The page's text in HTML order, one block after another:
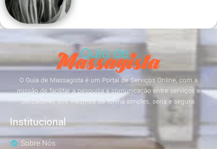
O Guia de Massagista é um Portal de Serviços Online, com a
missão de facilitar a pesquisa e comunicação entre serviços e
utilizadores dos mesmos de forma simples, séria e segura.
Institucional
Sobre Nós